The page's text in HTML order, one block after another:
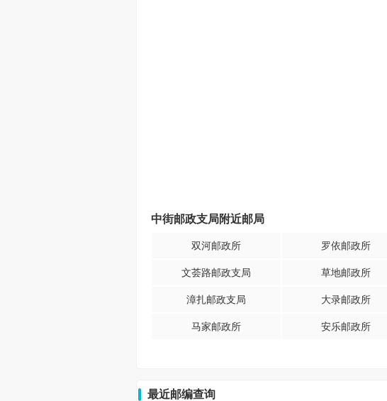
中街邮政支局附近邮局
双河邮政所 罗依邮政所
文荟路邮政支局 草地邮政所
漳扎邮政支局 大录邮政所
马家邮政所 安乐邮政所
最近邮编查询